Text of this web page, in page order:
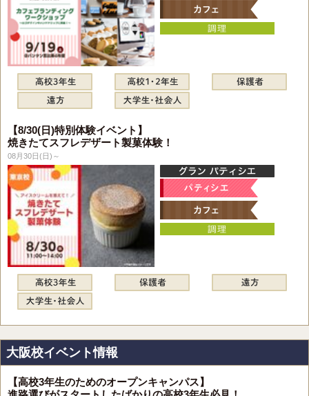
【8/30(日)特別体験イベント】
焼きたてスフレデザート製菓体験！
08月30日(日)～
大阪校イベント情報
【高校3年生のためのオープンキャンパス】